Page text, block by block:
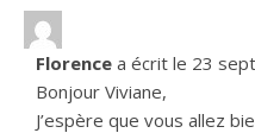
Florence a écrit le 23
Bonjour Viviane,
J’espère que vous allez